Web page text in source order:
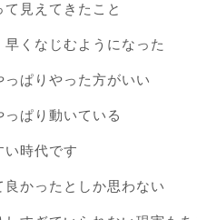
見えてきたこと
くなじむようになった
ぱりやった方がいい
ぱり動いている
い時代です
かったとしか思わない